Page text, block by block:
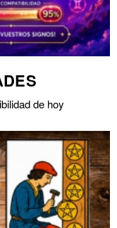
de hoy